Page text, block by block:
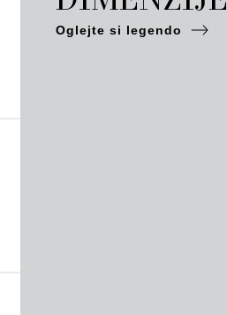
Oglejte si legendo